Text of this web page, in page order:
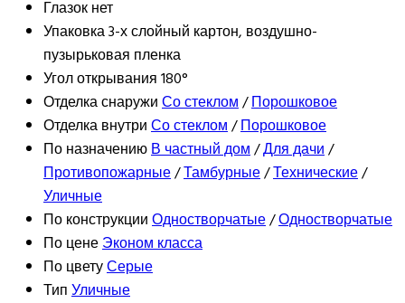
Глазокнет
Упаковка3-х слойный картон, воздушно-
пузырьковая пленка
Угол открывания180°
Отделка снаружиСо стеклом/Порошковое
Отделка внутриСо стеклом/Порошковое
По назначениюВ частный дом/Для дачи/
Противопожарные/Тамбурные/Технические/
Уличные
По конструкцииОдностворчатые/Одностворчатые
По ценеЭконом класса
По цветуСерые
ТипУличные